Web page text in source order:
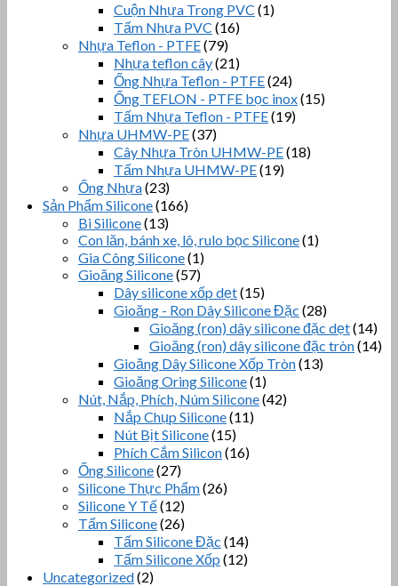
Cuộn Nhựa Trong PVC (1)
Tấm Nhựa PVC (16)
Nhựa Teflon - PTFE(79)
Nhựa teflon cây(21)
Ống Nhựa Teflon - PTFE(24)
Ống TEFLON - PTFE bọc inox(15)
Tấm Nhựa Teflon - PTFE(19)
Nhựa UHMW-PE(37)
Cây Nhựa Tròn UHMW-PE(18)
Tấm Nhựa UHMW-PE(19)
Ống Nhựa(23)
Sản Phẩm Silicone(166)
Bi Silicone(13)
Con lăn, bánh xe, lô, rulo bọc Silicone(1)
Gia Công Silicone(1)
Gioăng Silicone(57)
Dây silicone xốp dẹt(15)
Gioăng - Ron Dây Silicone Đặc (28)
Gioăng (ron) dây silicone đặc dẹt(14)
Gioăng (ron) dây silicone đặc tròn(14)
Gioăng Dây Silicone Xốp Tròn(13)
Gioăng Oring Silicone(1)
Nút, Nắp, Phích, Núm Silicone(42)
Nắp Chụp Silicone(11)
Nút Bịt Silicone(15)
Phích Cắm Silicon(16)
Ống Silicone(27)
Silicone Thực Phẩm(26)
Silicone Y Tế(12)
Tấm Silicone(26)
Tấm Silicone Đặc (14)
Tấm Silicone Xốp (12)
Uncategorized(2)